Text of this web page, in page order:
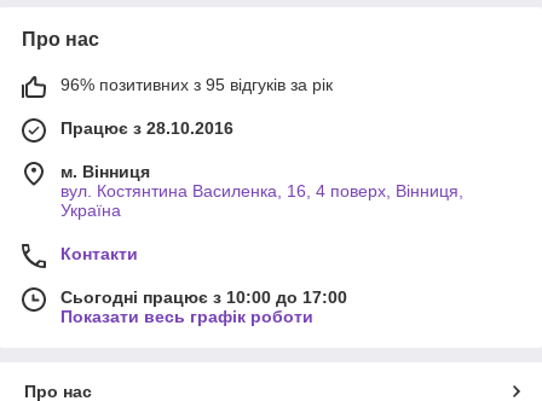
Про нас
96% позитивних з 95 відгуків за рік
Працює з 28.10.2016
м. Вінниця
вул. Костянтина Василенка, 16, 4 поверх, Вінниця,
Україна
Контакти
Сьогодні працює з 10:00 до 17:00
Показати весь графік роботи
Про нас